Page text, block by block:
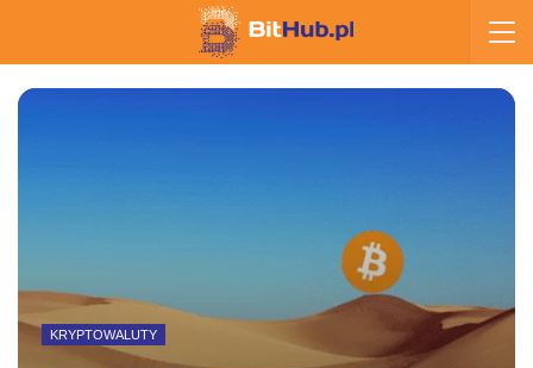
KRYPTOWALUTY